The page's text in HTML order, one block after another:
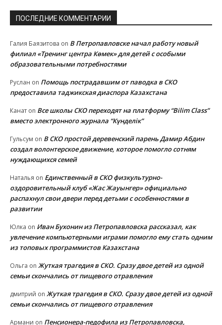
ПОСЛЕДНИЕ КОММЕНТАРИИ
Галия Баязитова on В Петропавловске начал работу новый
филиал «Тренинг центра Көмек» для детей с особыми
образовательными потребностями
Руслан on Помощь пострадавшим от паводка в СКО
предоставила таджикская диаспора Казахстана
Канат on Все школы СКО переходят на платформу “Bilim Class”
вместо электронного журнала “Күнделік”
Гульсум on В СКО простой деревенский парень Дамир Абдин
создал волонтерское движение, которое помогло сотням
нуждающихся семей
Наталья on Единственный в СКО физкультурно-
оздоровительный клуб «Жас Жауынгер» официально
распахнул свои двери перед детьми с особенностями в
развитии
Юлка on Иван Бухонин из Петропавловска рассказал, как
увлечение компьютерными играми помогло ему стать одним
из топовых программистов Казахстана
Ольга on Жуткая трагедия в СКО. Сразу двое детей из одной
семьи скончались от пищевого отравления
дмитрий on Жуткая трагедия в СКО. Сразу двое детей из одной
семьи скончались от пищевого отравления
Армани on Пенсионера-педофила из Петропавловска,